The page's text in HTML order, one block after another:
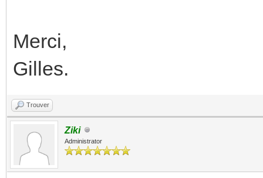
Merci,
Gilles.
Trouver
Ziki
Administrator